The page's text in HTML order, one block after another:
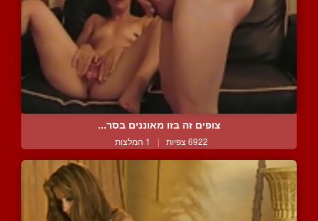
צופים זה בזו מאוננים בסר...
6922 צפיות | 1 המלצות